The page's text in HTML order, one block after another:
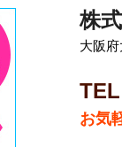
株
大阪
お気